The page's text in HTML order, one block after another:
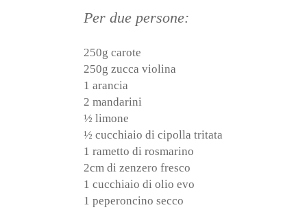
Per due persone:
250g carote
250g zucca violina
1 arancia
2 mandarini
½ limone
½ cucchiaio di cipolla tritata
1 rametto di rosmarino
2cm di zenzero fresco
1 cucchiaio di olio evo
1 peperoncino secco